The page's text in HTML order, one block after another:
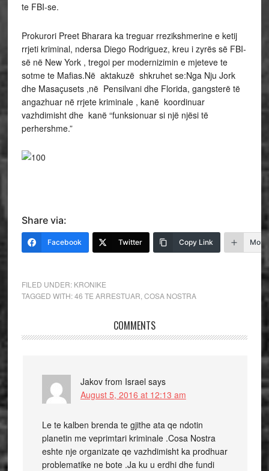
te FBI-se.
Prokurori Preet Bharara ka treguar rrezikshmerine e ketij
rrjeti kriminal, ndersa Diego Rodriguez, kreu i zyrës së FBI-
së në New York , tregoi per modernizimin e mjeteve te
sotme te Mafias.Në aktakuzë shkruhet se:Nga Nju Jork
dhe Masaçusets ,në Pensilvani dhe Florida, gangsterë të
angazhuar në rrjete kriminale , kanë koordinuar
vazhdimisht dhe kanë “funksionuar si një njësi të
perhershme.”
Share via:
Facebook Twitter Copy Link More
FILED UNDER: KRONIKE
TAGGED WITH:46 TE ARRESTUAR COSA NOSTRA
COMMENTS
Jakov from Israel says
August 5, 2016 at 12:13 am
Le te kalben brenda te gjithe ata qe ndotin
planetin me veprimtari kriminale .Cosa Nostra
eshte nje organizate qe vazhdimisht ka prodhuar
problematike ne bote .Ja ku u erdhi dhe fundi